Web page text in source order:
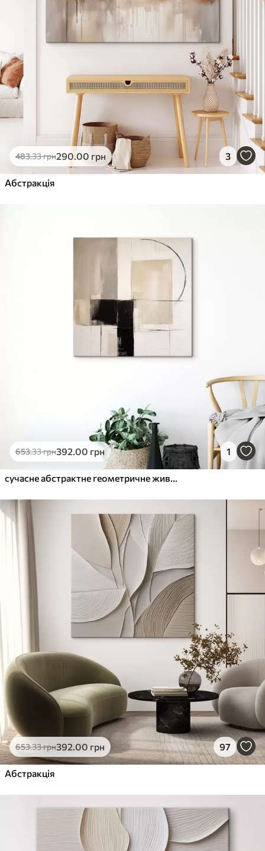
483.33грн290 .00 грн 3
Абстракція
653.33грн392 .00 грн 1
653.33грн392 .00 грн 97
Абстракція